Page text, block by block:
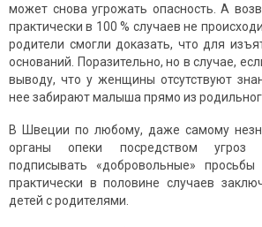
может снова угрожать опасность. А
практически в 100 % случаев не
родители смогли доказать, что для
оснований. Поразительно, но в случае,
выводу, что у женщины отсутствуют
нее забирают малыша прямо из
В Швеции по любому, даже самому
органы опеки посредством угроз
подписывать «добровольные»
практически в половине случаев
детей с родителями.